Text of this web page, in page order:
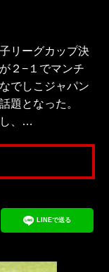
リーグカップ決
２−１でマンチ
でしこジャパン
題となった。
、…
LINEで送る